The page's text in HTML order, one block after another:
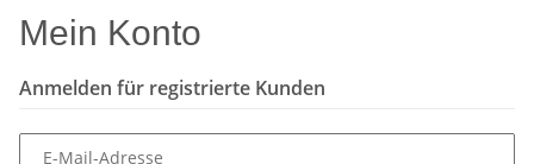
Mein Konto
Anmelden für registrierte Kunden
E-Mail-Adresse